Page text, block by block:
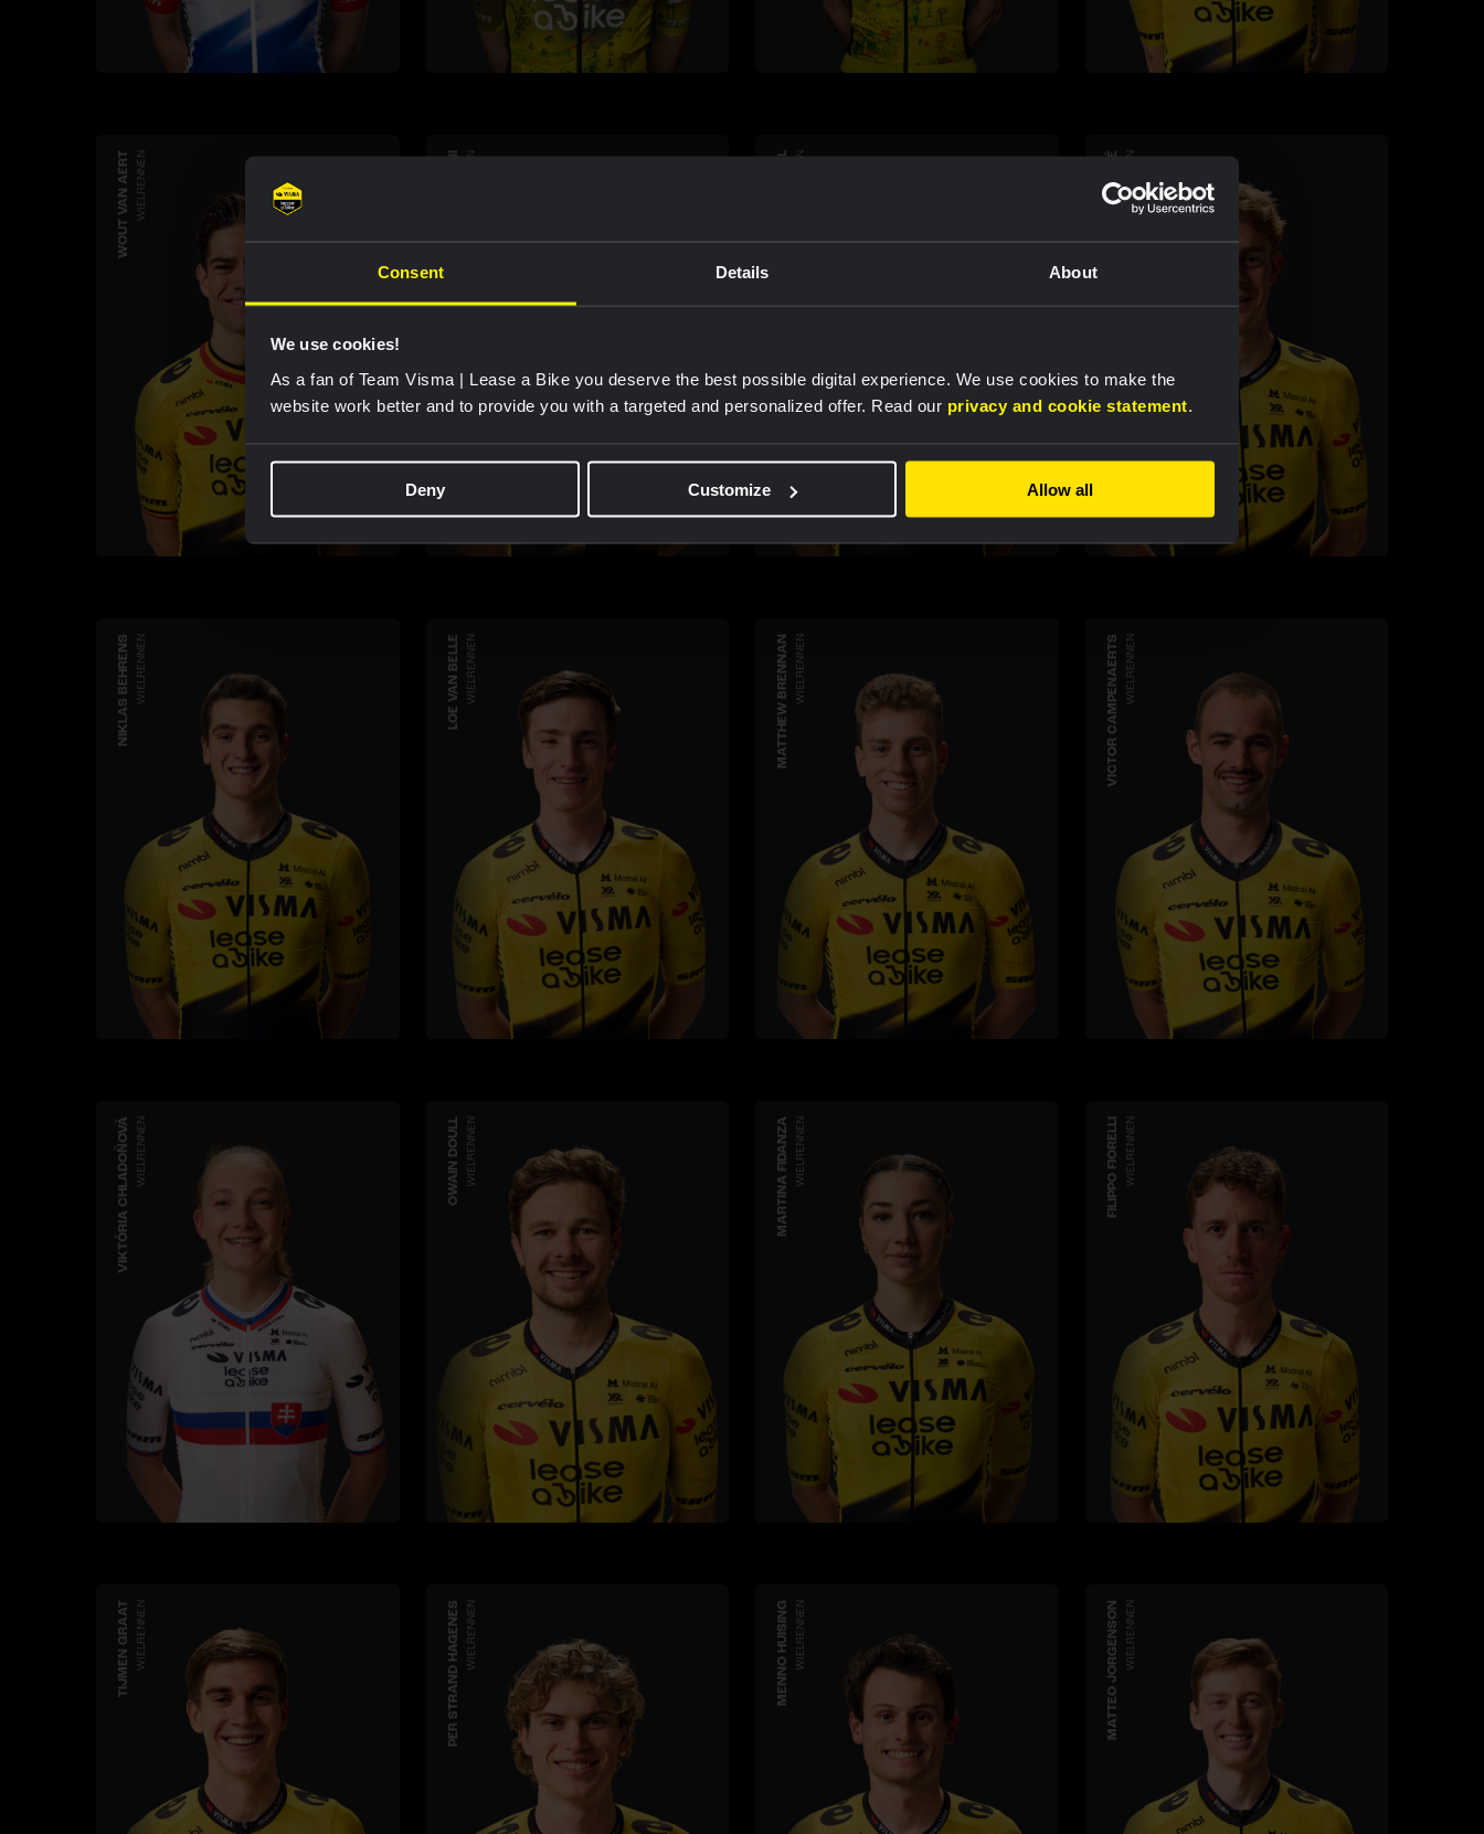
Consent Details About
We use cookies!
As a fan of Team Visma | Lease a Bike you deserve the best possible digital experience. We use cookies to make the
website work better and to provide you with a targeted and personalized offer. Read our privacy and cookie statement.
Deny Customize Allow all
WOUT VAN AERTWIELRENNEN LOUIS BARRÉWIELRENNEN
NIKLAS BEHRENSWIELRENNEN LOE VAN BELLEWIELRENNEN MATTHEW BRENNANWIELRENNEN VICTOR CAMPENAERTSWIELRENNEN
VIKTÓRIA CHLADOŇOVÁWIELRENNEN OWAIN DOULLWIELRENNEN MARTINA FIDANZAWIELRENNEN FILIPPO FIORELLIWIELRENNEN
TIJMEN GRAATWIELRENNEN PER STRAND HAGENESWIELRENNEN MENNO HUISINGWIELRENNEN MATTEO JORGENSONWIELRENNEN